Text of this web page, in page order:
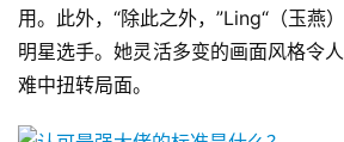
用。此外，“除此之外，”Ling“（玉燕
明星选手。她灵活多变的画面风格令
难中扭转局面。